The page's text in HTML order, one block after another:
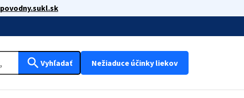
povodny.sukl.sk
search Vyhľadať Nežiaduce účinky liekov